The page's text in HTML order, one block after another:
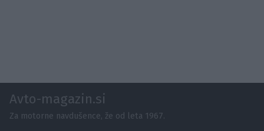
Avto-magazin.si
Za motorne navdušence, že od leta 1967.